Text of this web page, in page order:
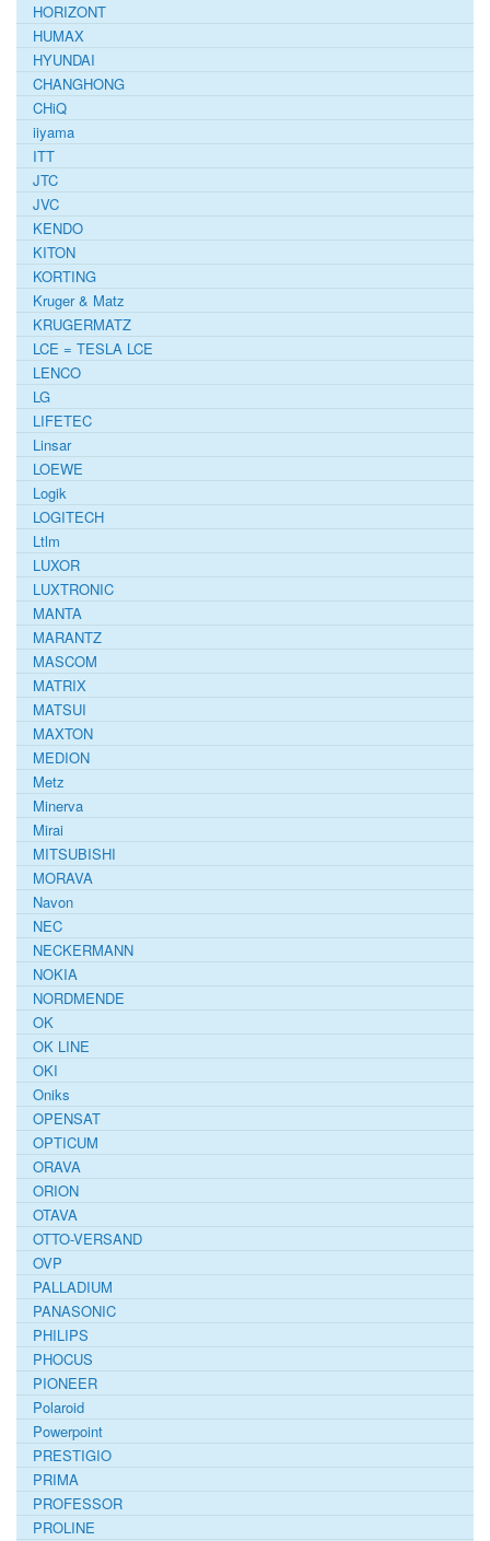
HORIZONT
HUMAX
HYUNDAI
CHANGHONG
CHiQ
iiyama
ITT
JTC
JVC
KENDO
KITON
KORTING
Kruger & Matz
KRUGERMATZ
LCE = TESLA LCE
LENCO
LG
LIFETEC
Linsar
LOEWE
Logik
LOGITECH
Ltlm
LUXOR
LUXTRONIC
MANTA
MARANTZ
MASCOM
MATRIX
MATSUI
MAXTON
MEDION
Metz
Minerva
Mirai
MITSUBISHI
MORAVA
Navon
NEC
NECKERMANN
NOKIA
NORDMENDE
OK
OK LINE
OKI
Oniks
OPENSAT
OPTICUM
ORAVA
ORION
OTAVA
OTTO-VERSAND
OVP
PALLADIUM
PANASONIC
PHILIPS
PHOCUS
PIONEER
Polaroid
Powerpoint
PRESTIGIO
PRIMA
PROFESSOR
PROLINE